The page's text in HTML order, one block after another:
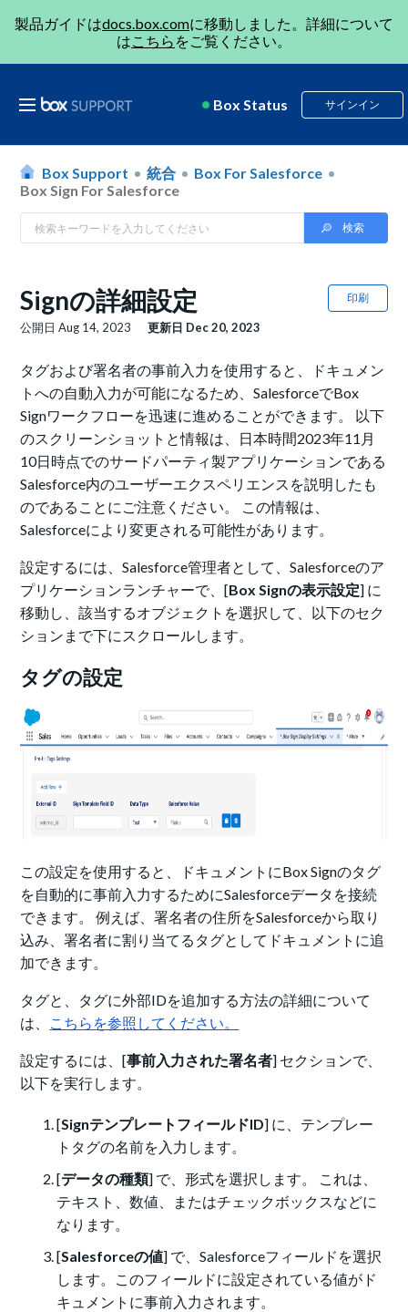
製品ガイドはdocs.box.comに移動しました。詳細について
はこちら をご覧ください。
Box Status サインイン
Box Support 統合
Box For Salesforce
Box Sign For Salesforce
印刷
Signの詳細設定
公開日Aug 14, 2023 更新日 Dec 20, 2023
タグおよび署名者の事前入力を使用すると、ドキュメン
トへの自動入力が可能になるため、SalesforceでBox
Signワークフローを迅速に進めることができます。 以下
のスクリーンショットと情報は、日本時間2023年11月
10日時点でのサードパーティ製アプリケーションである
Salesforce内のユーザーエクスペリエンスを説明したも
のであることにご注意ください。 この情報は、
Salesforceにより変更される可能性があります。
設定するには、Salesforce管理者として、Salesforceのア
プリケーションランチャーで、[Box Signの表示設定] に
移動し、該当するオブジェクトを選択して、以下のセク
ションまで下にスクロールします。
タグの設定
この設定を使用すると、ドキュメントにBox Signのタグ
を自動的に事前入力するためにSalesforceデータを接続
できます。 例えば、署名者の住所をSalesforceから取り
込み、署名者に割り当てるタグとしてドキュメントに追
加できます。
タグと、タグに外部IDを追加する方法の詳細について
は、 こちらを参照してください。
設定するには、[事前入力された署名者] セクションで、
以下を実行します。
[SignテンプレートフィールドID] に、テンプレー
トタグの名前を入力します。
[データの種類] で、形式を選択します。 これは、
テキスト、数値、またはチェックボックスなどに
なります。
[Salesforceの値] で、Salesforceフィールドを選択
します。このフィールドに設定されている値がド
キュメントに事前入力されます。